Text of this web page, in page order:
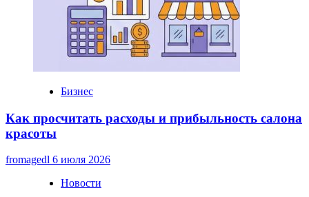
Бизнес
Как просчитать расходы и прибыльность салона
красоты
fromagedl 6 июля 2026
Новости